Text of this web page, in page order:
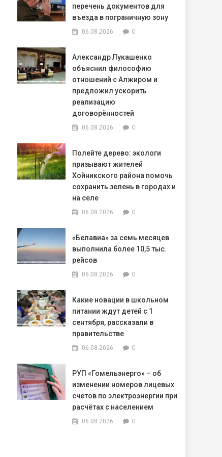
перечень документов для
въезда в пограничную зону
06.08.2026 0
Александр Лукашенко
объяснил философию
отношений с Алжиром и
предложил ускорить
реализацию
договорённостей
06.08.2026 0
Полейте дерево: экологи
призывают жителей
Хойникского района помочь
сохранить зелень в городах и
на селе
06.08.2026 0
«Белавиа» за семь месяцев
выполнила более 10,5 тыс.
рейсов
06.08.2026 0
Какие новации в школьном
питании ждут детей с 1
сентября, рассказали в
правительстве
06.08.2026 0
РУП «Гомельэнерго» – об
изменении номеров лицевых
счетов по электроэнергии при
расчётах с населением
06.08.2026 0